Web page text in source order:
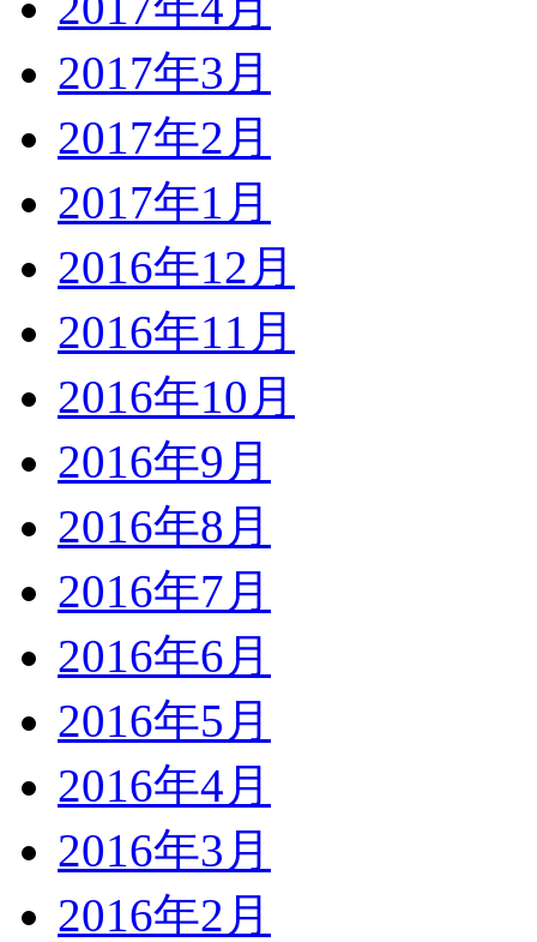
2017年3月
2017年2月
2017年1月
2016年12月
2016年11月
2016年10月
2016年9月
2016年8月
2016年7月
2016年6月
2016年5月
2016年4月
2016年3月
2016年2月